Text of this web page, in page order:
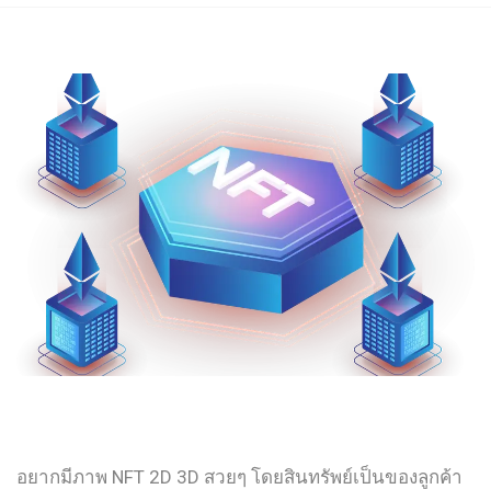
อยากมีภาพ NFT 2D 3D สวยๆ โดยสินทรัพย์เป็นของลูกค้า